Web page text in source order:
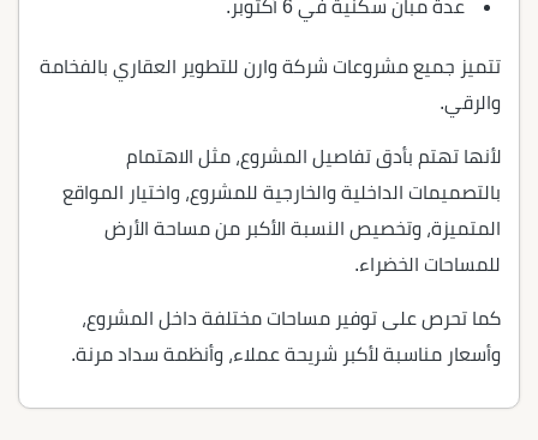
عدة مبان سكنية في 6 أكتوبر.
تتميز جميع مشروعات شركة وارن للتطوير العقاري بالفخامة
والرقي.
لأنها تهتم بأدق تفاصيل المشروع، مثل الاهتمام
بالتصميمات الداخلية والخارجية للمشروع، واختيار المواقع
المتميزة، وتخصيص النسبة الأكبر من مساحة الأرض
للمساحات الخضراء.
كما تحرص على توفير مساحات مختلفة داخل المشروع،
وأسعار مناسبة لأكبر شريحة عملاء، وأنظمة سداد مرنة.